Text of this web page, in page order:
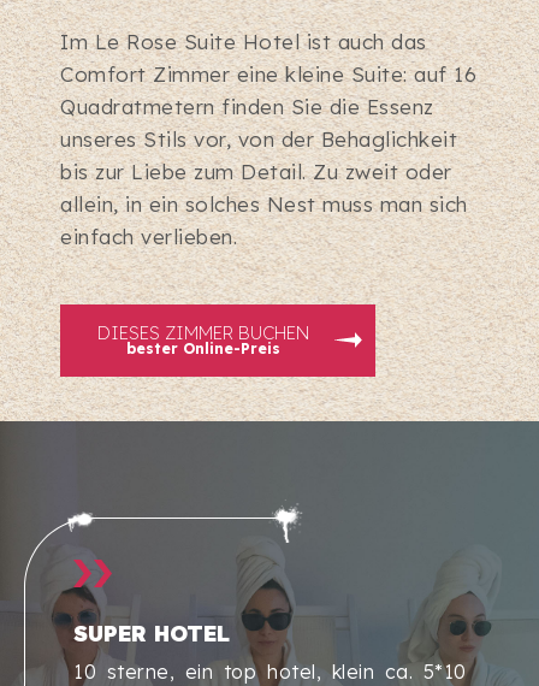
Im Le Rose Suite Hotel ist auch das
Comfort Zimmer eine kleine Suite: auf 16
Quadratmetern finden Sie die Essenz
unseres Stils vor, von der Behaglichkeit
bis zur Liebe zum Detail. Zu zweit oder
allein, in ein solches Nest muss man sich
einfach verlieben.
DIESES ZIMMER BUCHEN
bester Online-Preis
SUPER HOTEL
10 sterne, ein top hotel, klein ca. 5*10